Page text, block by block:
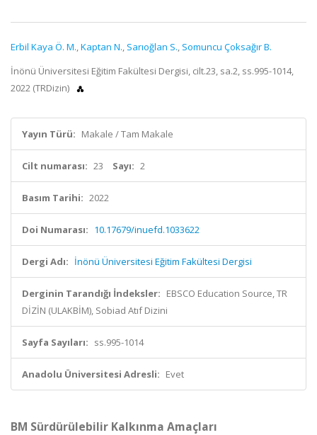
Erbil Kaya Ö. M.,Kaptan N., Sarıoğlan S., Somuncu Çoksağır B.
İnönü Üniversitesi Eğitim Fakültesi Dergisi, cilt.23, sa.2, ss.995-1014,
2022 (TRDizin)
Yayın Türü: Makale / Tam Makale
Cilt numarası: 23 Sayı: 2
Basım Tarihi: 2022
Doi Numarası: 10.17679/inuefd.1033622
Dergi Adı: İnönü Üniversitesi Eğitim Fakültesi Dergisi
Derginin Tarandığı İndeksler: EBSCO Education Source, TR
DİZİN (ULAKBİM), Sobiad Atıf Dizini
Sayfa Sayıları: ss.995-1014
Anadolu Üniversitesi Adresli: Evet
BM Sürdürülebilir Kalkınma Amaçları